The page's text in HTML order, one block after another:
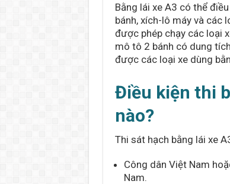
Bằng lái xe A3 có thể
bánh, xích-lô máy và các
được phép chạy các loại
mô tô 2 bánh có dung
được các loại xe dùng
Điều kiện thi
nào?
Thi sát hạch bằng lái xe
Công dân Việt Nam
Nam.